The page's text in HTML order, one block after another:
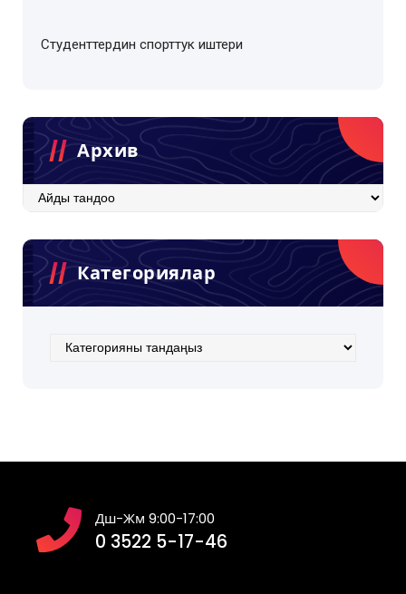
Студенттердин спорттук иштери
Архив
Категориялар
Дш-Жм 9:00-17:00
0 3522 5-17-46